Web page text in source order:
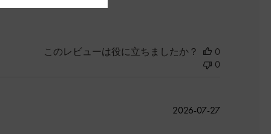
このレビューは役に立ちましたか？
0
0
公
2026-07-27